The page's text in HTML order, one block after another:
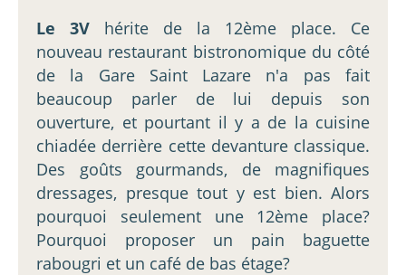
Le 3V hérite de la 12ème place. Ce
nouveau restaurant bistronomique du côté
de la Gare Saint Lazare n'a pas fait
beaucoup parler de lui depuis son
ouverture, et pourtant il y a de la cuisine
chiadée derrière cette devanture classique.
Des goûts gourmands, de magnifiques
dressages, presque tout y est bien. Alors
pourquoi seulement une 12ème place?
Pourquoi proposer un pain baguette
rabougri et un café de bas étage?